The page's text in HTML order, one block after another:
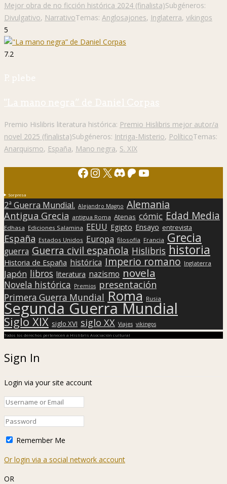
Mejor obra de no ficción histórica 2024 (finalista)Subgéneros:
Divulgativo, NarrativoTemas: Anglosajones, Inglaterra, vikingos
5
7.2
P. plebe
"La mano negra” de Daniel Corpas
Premio Hislibris literatura histórica: Premio Hislibris mejor autor/a
novel 2025 (finalista)Subgéneros: Intriga-Misterio, PolíticoTemas:
Anarquismo, España, Mano negra, S. XIX
Facebook
Instagram
X Discord
Patreon
YouTube
Sorpresa
2ª Guerra Mundial. Alejandro Magno Alemania
Antigua Grecia antigua Roma Atenas cómic Edad Media
Edhasa Ediciones Salamina EEUU Egipto Ensayo entrevista
España Estados Unidos Europa filosofía Francia Grecia
guerra Guerra civil española Hislibris historia
Historia de España histórica Imperio romano Inglaterra
Japón libros literatura nazismo novela
Novela histórica Premios presentación
Primera Guerra Mundial Roma Rusia
Segunda Guerra Mundial
Siglo XIX siglo XVI siglo XX Viajes vikingos
Todos los derechos pertenecen a Hislibris Asociación cultural
Sign In
Login via your site account
Remember Me
Or login via a social network account
OR